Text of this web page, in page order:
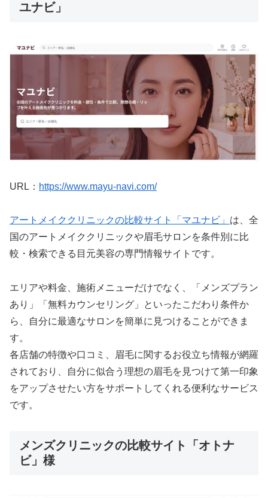
ユナビ」
URL： https://www.mayu-navi.com/
アートメイククリニックの比較サイト「マユナビ」 は、全
国のアートメイククリニックや眉毛サロンを条件別に比
較・検索できる目元美容の専門情報サイトです。
エリアや料金、施術メニューだけでなく、「メンズプラン
あり」「無料カウンセリング」といったこだわり条件か
ら、自分に最適なサロンを簡単に見つけることができま
す。
各店舗の特徴や口コミ、眉毛に関するお役立ち情報が網羅
されており、自分に似合う理想の眉毛を見つけて第一印象
をアップさせたい方をサポートしてくれる便利なサービス
です。
メンズクリニックの比較サイト「オトナ
ビ」様